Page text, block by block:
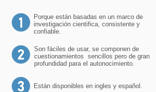
Porque están basadas en un marco de
investigación cientifica, consistente y
confiable.
Son fáciles de usar, se componen de
cuestionamientos sencillos pero de gran
profundidad para el autonocimiento.
Están disponibles en ingles y español.